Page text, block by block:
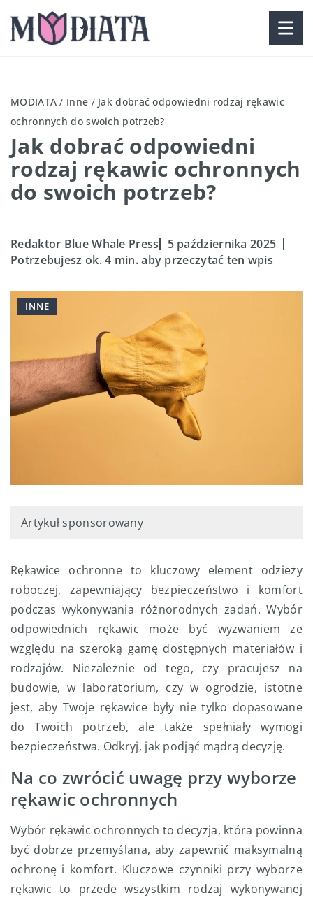
MODIATA / Inne / Jak dobrać odpowiedni rodzaj rękawic
ochronnych do swoich potrzeb?
Jak dobrać odpowiedni
rodzaj rękawic ochronnych
do swoich potrzeb?
Redaktor Blue Whale Press
5 października 2025
Potrzebujesz ok. 4 min. aby przeczytać ten wpis
INNE
Artykuł sponsorowany
Rękawice ochronne to kluczowy element odzieży
roboczej, zapewniający bezpieczeństwo i komfort
podczas wykonywania różnorodnych zadań. Wybór
odpowiednich rękawic może być wyzwaniem ze
względu na szeroką gamę dostępnych materiałów i
rodzajów. Niezależnie od tego, czy pracujesz na
budowie, w laboratorium, czy w ogrodzie, istotne
jest, aby Twoje rękawice były nie tylko dopasowane
do Twoich potrzeb, ale także spełniały wymogi
bezpieczeństwa. Odkryj, jak podjąć mądrą decyzję.
Na co zwrócić uwagę przy wyborze
rękawic ochronnych
Wybór rękawic ochronnych to decyzja, która powinna
być dobrze przemyślana, aby zapewnić maksymalną
ochronę i komfort. Kluczowe czynniki przy wyborze
rękawic to przede wszystkim rodzaj wykonywanej